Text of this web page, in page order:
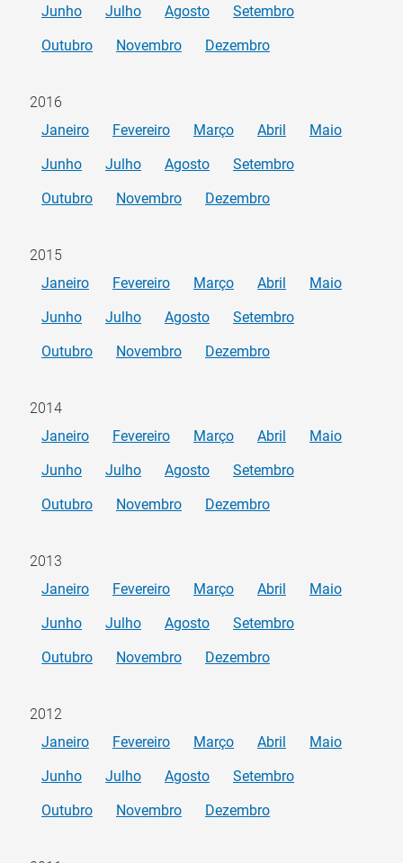
Junho
Julho Agosto
Setembro
Outubro
Novembro Dezembro
2016
Janeiro
Fevereiro Março Abril
Maio
Junho
Julho Agosto
Setembro
Outubro
Novembro Dezembro
2015
Janeiro
Fevereiro Março Abril
Maio
Junho
Julho Agosto
Setembro
Outubro
Novembro Dezembro
2014
Janeiro
Fevereiro Março Abril
Maio
Junho
Julho Agosto
Setembro
Outubro
Novembro Dezembro
2013
Janeiro
Fevereiro Março Abril
Maio
Junho
Julho Agosto
Setembro
Outubro
Novembro Dezembro
2012
Janeiro
Fevereiro Março Abril
Maio
Junho
Julho Agosto
Setembro
Outubro
Novembro Dezembro